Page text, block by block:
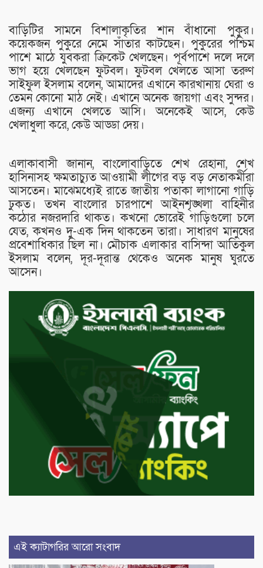
বাড়িটির সামনে বিশালাকৃতির শান বাঁধানো পুকুর।
কয়েকজন পুকুরে নেমে সাঁতার কাটছেন। পুকুরের পশ্চিম
পাশে মাঠে যুবকরা ক্রিকেট খেলছেন। পূর্বপাশে দলে দলে
ভাগ হয়ে খেলছেন ফুটবল। ফুটবল খেলতে আসা তরুণ
সাইফুল ইসলাম বলেন, আমাদের এখানে কারখানায় ঘেরা ও
তেমন কোনো মাঠ নেই। এখানে অনেক জায়গা এবং সুন্দর।
এজন্য এখানে খেলতে আসি। অনেকেই আসে, কেউ
খেলাধুলা করে, কেউ আড্ডা দেয়।
এলাকাবাসী জানান, বাংলোবাড়িতে শেখ রেহানা, শেখ
হাসিনাসহ ক্ষমতাচ্যুত আওয়ামী লীগের বড় বড় নেতাকর্মীরা
আসতেন। মাঝেমধ্যেই রাতে জাতীয় পতাকা লাগানো গাড়ি
ঢুকত। তখন বাংলোর চারপাশে আইনশৃঙ্খলা বাহিনীর
কঠোর নজরদারি থাকত। কখনো ভোরেই গাড়িগুলো চলে
যেত, কখনও দু-এক দিন থাকতেন তারা। সাধারণ মানুষের
প্রবেশাধিকার ছিল না। মৌচাক এলাকার বাসিন্দা আতিকুল
ইসলাম বলেন, দূর-দূরান্ত থেকেও অনেক মানুষ ঘুরতে
আসেন।
এই ক্যাটাগরির আরো সংবাদ